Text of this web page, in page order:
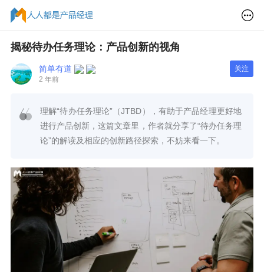
揭秘待办任务理论：产品创新的视角
简单有道
2 年前
关注
理解“待办任务理论”（JTBD），有助于产品经理更好地
进行产品创新，这篇文章里，作者就分享了“待办任务理
论”的解读及相应的创新路径探索，不妨来看一下。